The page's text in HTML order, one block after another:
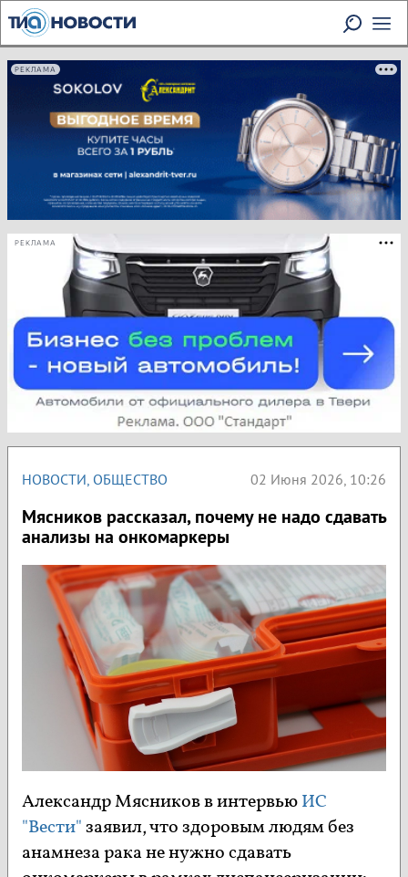
РЕКЛАМА
РЕКЛАМА
НОВОСТИ, ОБЩЕСТВО 02 Июня 2026, 10:26
Мясников рассказал, почему не надо сдавать
анализы на онкомаркеры
Александр Мясников в интервьюИС
"Вести"заявил, что здоровым людям без
анамнеза рака не нужно сдавать